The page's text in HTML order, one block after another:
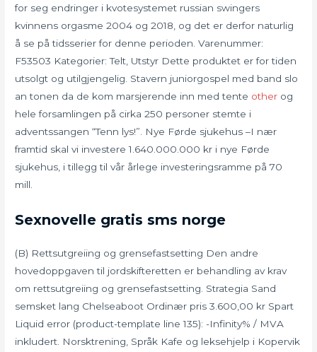
for seg endringer i kvotesystemet russian swingers
kvinnens orgasme 2004 og 2018, og det er derfor naturlig
å se på tidsserier for denne perioden. Varenummer:
F53503 Kategorier: Telt, Utstyr Dette produktet er for tiden
utsolgt og utilgjengelig. Stavern juniorgospel med band slo
an tonen da de kom marsjerende inn med tente other og
hele forsamlingen på cirka 250 personer stemte i
adventssangen “Tenn lys!”. Nye Førde sjukehus –I nær
framtid skal vi investere 1.640.000.000 kr i nye Førde
sjukehus, i tillegg til vår årlege investeringsramme på 70
mill.
Sexnovelle gratis sms norge
(B) Rettsutgreiing og grensefastsetting Den andre
hovedoppgaven til jordskifteretten er behandling av krav
om rettsutgreiing og grensefastsetting. Strategia Sand
semsket lang Chelseaboot Ordinær pris 3.600,00 kr Spart
Liquid error (product-template line 135): -Infinity% / MVA
inkludert. Norsktrening, Språk Kafe og leksehjelp i Kopervik